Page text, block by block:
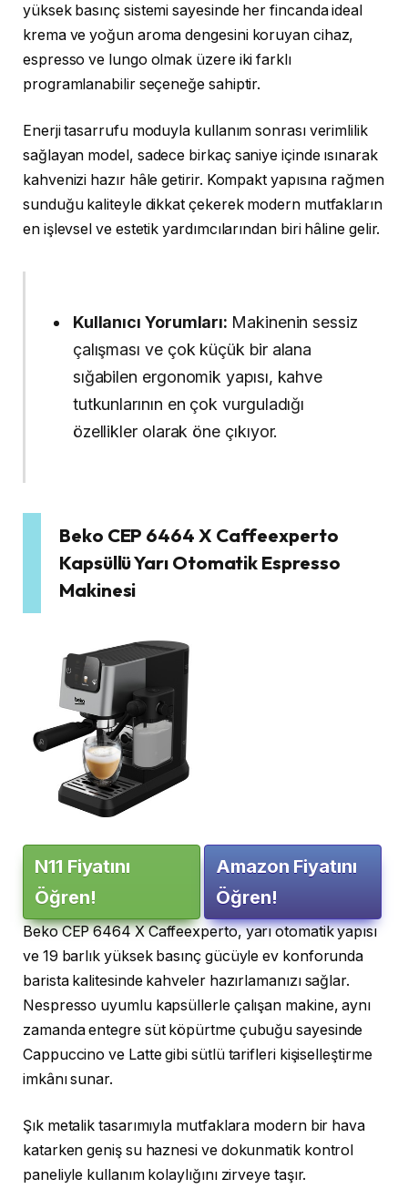
yüksek basınç sistemi sayesinde her fincanda ideal
krema ve yoğun aroma dengesini koruyan cihaz,
espresso ve lungo olmak üzere iki farklı
programlanabilir seçeneğe sahiptir.
Enerji tasarrufu moduyla kullanım sonrası verimlilik
sağlayan model, sadece birkaç saniye içinde ısınarak
kahvenizi hazır hâle getirir. Kompakt yapısına rağmen
sunduğu kaliteyle dikkat çekerek modern mutfakların
en işlevsel ve estetik yardımcılarından biri hâline gelir.
Kullanıcı Yorumları: Makinenin sessiz
çalışması ve çok küçük bir alana
sığabilen ergonomik yapısı, kahve
tutkunlarının en çok vurguladığı
özellikler olarak öne çıkıyor.
Beko CEP 6464 X Caffeexperto
Kapsüllü Yarı Otomatik Espresso
Makinesi
N11 Fiyatını
Öğren!
Amazon Fiyatını
Öğren!
Beko CEP 6464 X Caffeexperto, yarı otomatik yapısı
ve 19 barlık yüksek basınç gücüyle ev konforunda
barista kalitesinde kahveler hazırlamanızı sağlar.
Nespresso uyumlu kapsüllerle çalışan makine, aynı
zamanda entegre süt köpürtme çubuğu sayesinde
Cappuccino ve Latte gibi sütlü tarifleri kişiselleştirme
imkânı sunar.
Şık metalik tasarımıyla mutfaklara modern bir hava
katarken geniş su haznesi ve dokunmatik kontrol
paneliyle kullanım kolaylığını zirveye taşır.